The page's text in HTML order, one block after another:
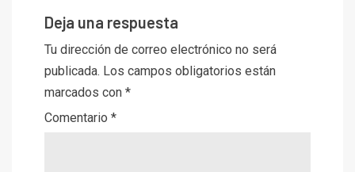
Deja una respuesta
Tu dirección de correo electrónico no será
publicada. Los campos obligatorios están
marcados con *
Comentario *